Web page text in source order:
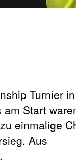
Turnier in
am Start
einmalige
Aus